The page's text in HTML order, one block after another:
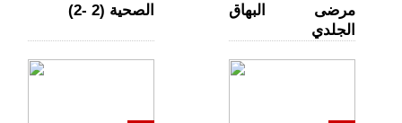
الصحية (2 -2)
مرضى البهاق
الجلدي